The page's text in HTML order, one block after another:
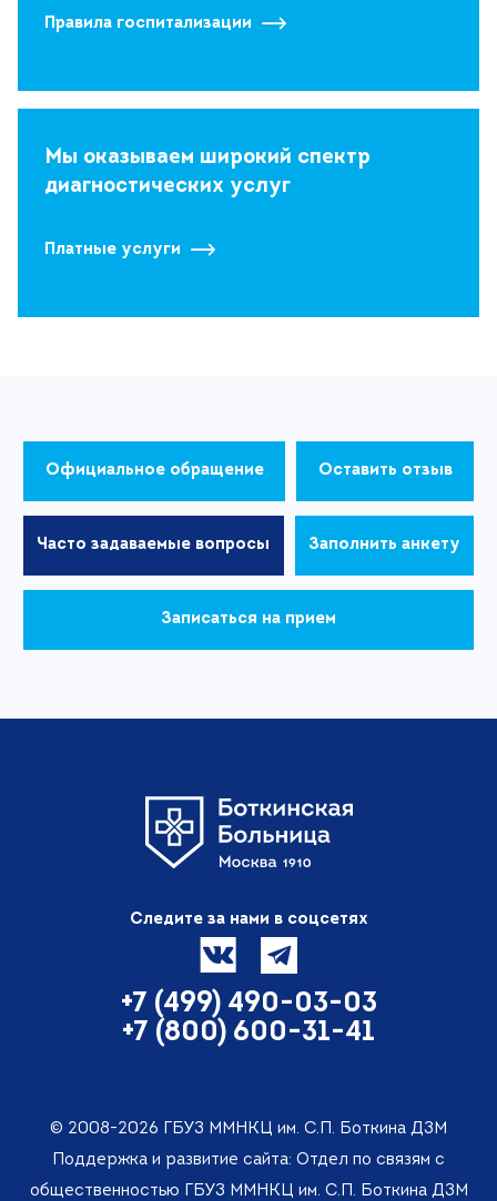
Правила госпитализации
Мы оказываем широкий спектр
диагностических услуг
Платные услуги
Официальное обращение Оставить отзыв
Часто задаваемые вопросы Заполнить анкету
Записаться на прием
Следите за нами в соцсетях
+7 (499) 490-03-03
+7 (800) 600-31-41
© 2008-2026 ГБУЗ ММНКЦ им. С.П. Боткина ДЗМ
Поддержка и развитие сайта: Отдел по связям с
общественностью ГБУЗ ММНКЦ им. С.П. Боткина ДЗМ